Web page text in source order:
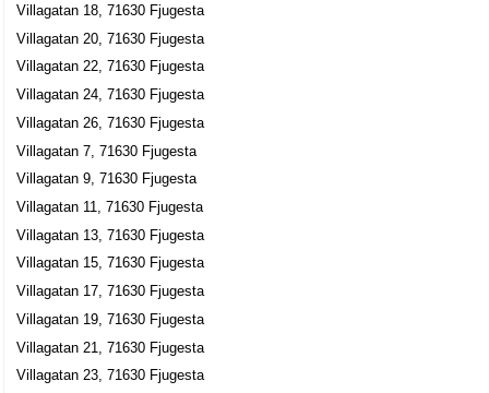
Villagatan 18, 71630 Fjugesta
Villagatan 20, 71630 Fjugesta
Villagatan 22, 71630 Fjugesta
Villagatan 24, 71630 Fjugesta
Villagatan 26, 71630 Fjugesta
Villagatan 7, 71630 Fjugesta
Villagatan 9, 71630 Fjugesta
Villagatan 11, 71630 Fjugesta
Villagatan 13, 71630 Fjugesta
Villagatan 15, 71630 Fjugesta
Villagatan 17, 71630 Fjugesta
Villagatan 19, 71630 Fjugesta
Villagatan 21, 71630 Fjugesta
Villagatan 23, 71630 Fjugesta